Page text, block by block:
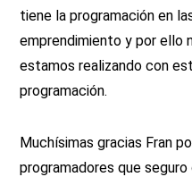
tiene la programación en
emprendimiento y por ello
estamos realizando con
programación.
Muchísimas gracias Fran
programadores que